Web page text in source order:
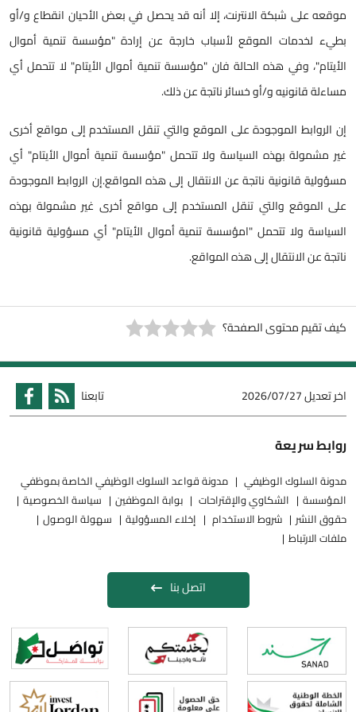
موقعه على شبكة الانترنت، إلا أنه قد يحصل في بعض الأحيان انقطاع و/أو
بطيء لخدمات الموقع لأسباب خارجة عن إرادة "مؤسسة تنمية أموال
الأيتام"، وفي هذه الحالة فان "مؤسسة تنمية أموال الأيتام" لا تتحمل أي
مساءلة قانونيه و/أو خسائر ناتجة عن ذلك.
إن الروابط الموجودة على الموقع والتي تنقل المستخدم إلى مواقع أخرى
غير مشمولة بهذه السياسة ولا تتحمل "مؤسسة تنمية أموال الأيتام" أي
مسؤولية قانونية ناتجة عن الانتقال إلى هذه المواقع.إن الروابط الموجودة
على الموقع والتي تنقل المستخدم إلى مواقع أخرى غير مشمولة بهذه
السياسة ولا تتحمل "امؤسسة تنمية أموال الأيتام" أي مسؤولية قانونية
ناتجة عن الانتقال إلى هذه المواقع.
كيف تقيم محتوى الصفحة؟
اخر تعديل2026/07/27 تابعنا
روابط سريعة
مدونة السلوك الوظيفي
مدونة قواعد السلوك الوظيفي الخاصة بموظفي
المؤسسة
الشكاوي والإقتراحات بوابة الموظفين
سياسة الخصوصية
حقوق النشر
شروط الاستخدام إخلاء المسؤولية
سهولة الوصول
ملفات الارتباط
اتصل بنا